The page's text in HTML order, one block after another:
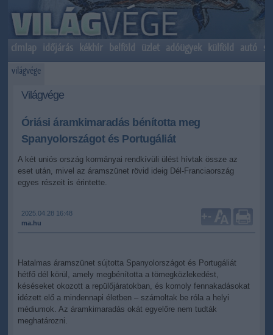
címlap időjárás kékhír belföld üzlet adóügyek külföld autó
világvége
Világvége
Óriási áramkimaradás bénította meg
Spanyolországot és Portugáliát
A két uniós ország kormányai rendkívüli ülést hívtak össze az
eset után, mivel az áramszünet rövid ideig Dél-Franciaország
egyes részeit is érintette.
2025.04.28 16:48
ma.hu
+-
Hatalmas áramszünet sújtotta Spanyolországot és Portugáliát
hétfő dél körül, amely megbénította a tömegközlekedést,
késéseket okozott a repülőjáratokban, és komoly fennakadásokat
idézett elő a mindennapi életben – számoltak be róla a helyi
médiumok. Az áramkimaradás okát egyelőre nem tudták
meghatározni.